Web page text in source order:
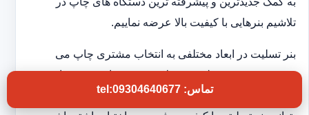
تلاشیم بنرهایی با کیفیت بالا عرضه نماییم.
بنر تسلیت در ابعاد مختلفی به انتخاب مشتری چاپ می
شود.همچنین تنوع طرح و جملات روی بنر از سری مواردی
هستند که در چاپخانه ما به آن توجه ویژه ای داریم تا شما
تماس: tel:09304640677